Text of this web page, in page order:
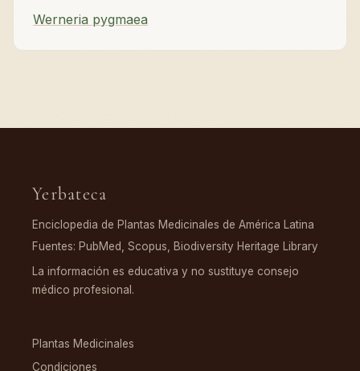
Werneria pygmaea
Yerbateca
Enciclopedia de Plantas Medicinales de América Latina
Fuentes: PubMed, Scopus, Biodiversity Heritage Library
La información es educativa y no sustituye consejo
médico profesional.
Plantas Medicinales
Condiciones